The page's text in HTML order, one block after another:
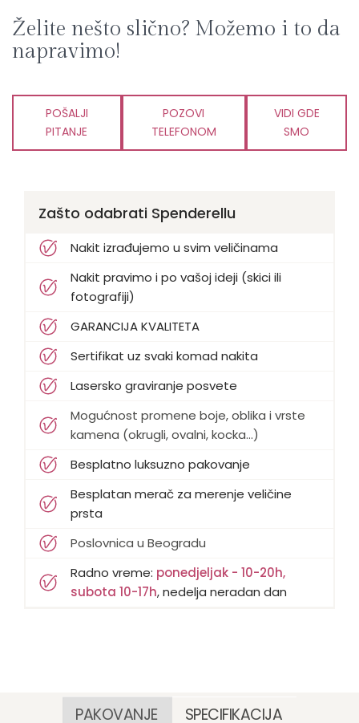
Želite nešto slično? Možemo i to da
napravimo!
POŠALJI
PITANJE
POZOVI
TELEFONOM
VIDI GDE
SMO
Zašto odabrati Spenderellu
Nakit izrađujemo u svim veličinama
Nakit pravimo i po vašoj ideji (skici ili
fotografiji)
GARANCIJA KVALITETA
Sertifikat uz svaki komad nakita
Lasersko graviranje posvete
Mogućnost promene boje, oblika i vrste
kamena (okrugli, ovalni, kocka...)
Besplatno luksuzno pakovanje
Besplatan merač za merenje veličine
prsta
Poslovnica u Beogradu
Radno vreme: ponedjeljak - 10-20h,
subota 10-17h, nedelja neradan dan
PAKOVANJE SPECIFIKACIJA